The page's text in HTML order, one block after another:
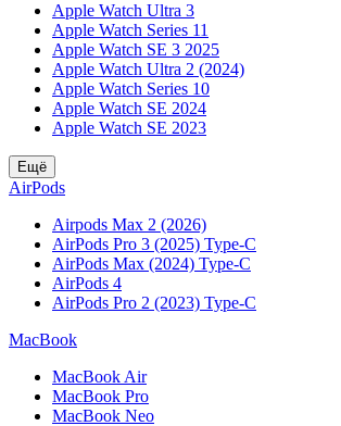
Apple Watch Ultra 3
Apple Watch Series 11
Apple Watch SE 3 2025
Apple Watch Ultra 2 (2024)
Apple Watch Series 10
Apple Watch SE 2024
Apple Watch SE 2023
Ещё
AirPods
Airpods Max 2 (2026)
AirPods Pro 3 (2025) Type-C
AirPods Max (2024) Type-C
AirPods 4
AirPods Pro 2 (2023) Type-C
MacBook
MacBook Air
MacBook Pro
MacBook Neo